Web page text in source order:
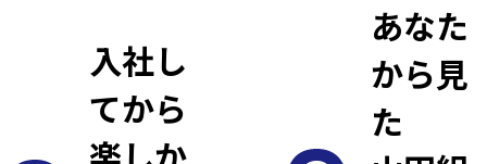
入社し
てから
あなた
から見
た